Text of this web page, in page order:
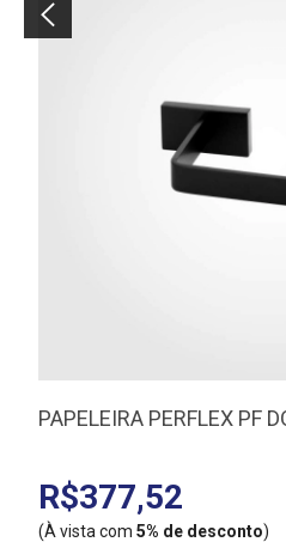
PAPELEIRA PERFLEX PF
R$377,52
(À vista com 5% de desconto)